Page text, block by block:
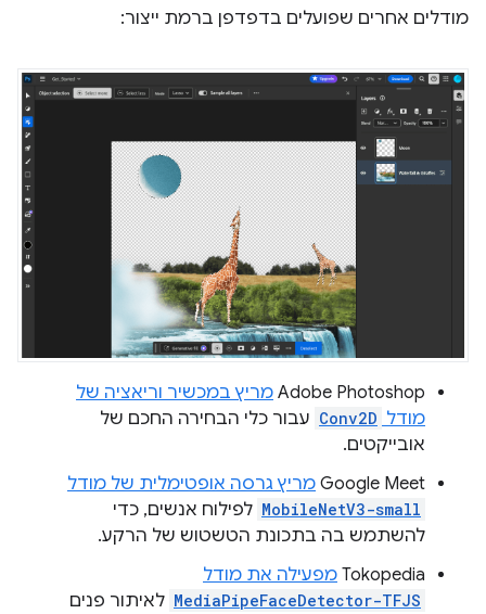
מודלים אחרים שפועלים בדפדפן ברמת ייצור:
‫Adobe Photoshop מריץ במכשיר וריאציה של
מודל Conv2D עבור כלי הבחירה החכם של
אובייקטים.
‫Google Meet מריץ גרסה אופטימלית של מודל
MobileNetV3-small לפילוח אנשים, כדי
להשתמש בה בתכונת הטשטוש של הרקע.
‫Tokopedia מפעילה את מודל
MediaPipeFaceDetector-TFJS לאיתור פנים